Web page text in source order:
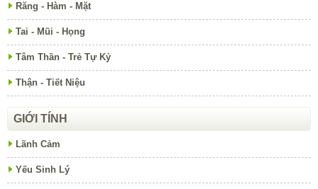
Răng - Hàm - Mặt
Tai - Mũi - Họng
Tâm Thần - Trẻ Tự Kỷ
Thận - Tiết Niệu
GIỚI TÍNH
Lãnh Cảm
Yếu Sinh Lý